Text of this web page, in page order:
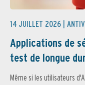
14 JUILLET 2026 |
Applications de
test de longue
Même si les utilisateurs